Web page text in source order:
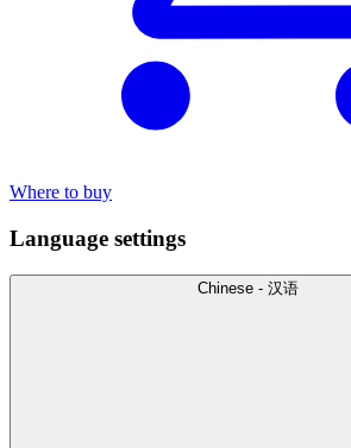
Where to buy
Language settings
Chinese - 汉语